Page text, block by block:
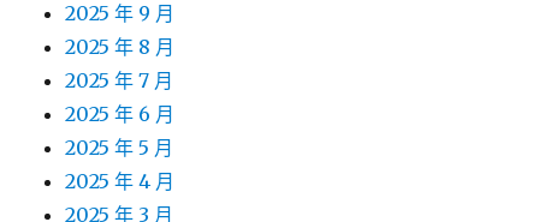
2025 年 9 月
2025 年 8 月
2025 年 7 月
2025 年 6 月
2025 年 5 月
2025 年 4 月
2025 年 3 月